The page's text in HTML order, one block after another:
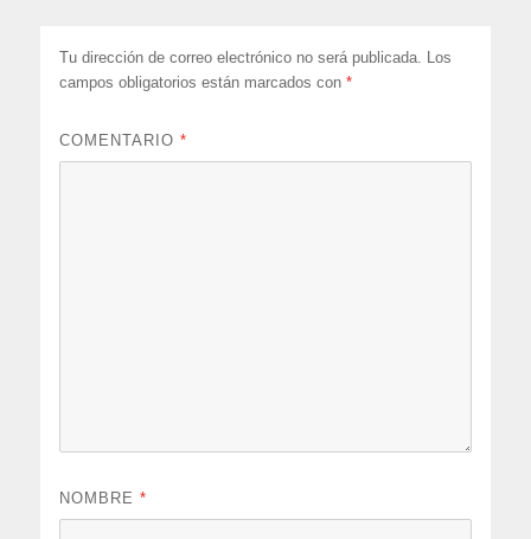
Tu dirección de correo electrónico no será publicada. Los
campos obligatorios están marcados con*
COMENTARIO*
NOMBRE*